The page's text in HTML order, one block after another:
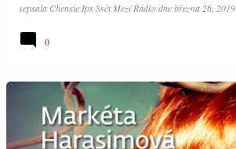
sepsala Chensie Ips Svět Mezi Řádkydnebřezna 26, 2019
0